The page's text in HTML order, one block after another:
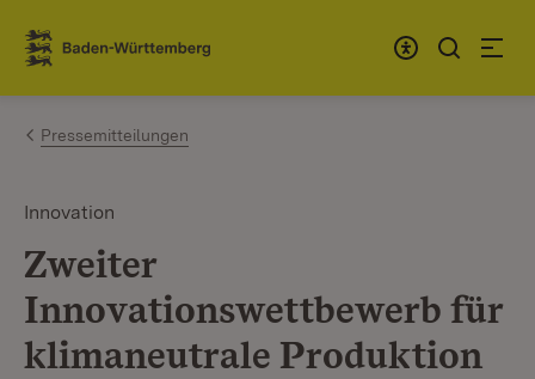
Zum Inhalt springen
Link zur Startseite
Pressemitteilungen
Innovation
Zweiter
Innovationswettbewerb für
klimaneutrale Produktion